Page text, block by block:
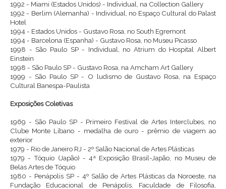
1992 - Miami (Estados Unidos) - Individual, na Collection Gallery
1992 - Berlim (Alemanha) - Individual, no Espaço Cultural do Palast
Hotel
1994 - Estados Unidos - Gustavo Rosa, no South Egremont
1994 - Barcelona (Espanha) - Gustavo Rosa, no Museu Picasso
1998 - São Paulo SP - Individual, no Atrium do Hospital Albert
Einstein
1998 - São Paulo SP - Gustavo Rosa, na Amcham Art Gallery
1999 - São Paulo SP - O ludismo de Gustavo Rosa, na Espaço
Cultural Banespa-Paulista
Exposições Coletivas
1969 - São Paulo SP - Primeiro Festival de Artes Interclubes, no
Clube Monte Líbano - medalha de ouro - prêmio de viagem ao
exterior
1979 - Rio de Janeiro RJ - 2º Salão Nacional de Artes Plásticas
1979 - Tóquio (Japão) - 4ª Exposição Brasil-Japão, no Museu de
Belas Artes de Tóquio
1980 - Penápolis SP - 4º Salão de Artes Plásticas da Noroeste, na
Fundação Educacional de Penápolis. Faculdade de Filosofia,